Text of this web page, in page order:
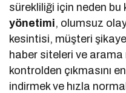
sürekliliği için neden bu
yönetimi, olumsuz
kesintisi, müşteri
haber siteleri ve arama
kontrolden çıkmasını
indirmek ve hızla